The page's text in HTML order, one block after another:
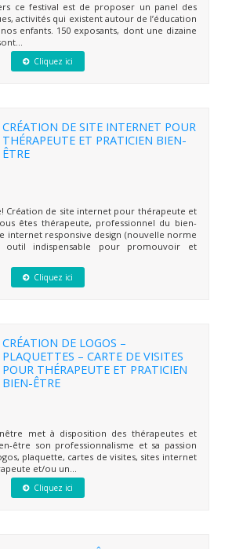
ce festival est de proposer un panel des
activités qui existent autour de l’éducation
enfants. 150 exposants, dont une dizaine
Cliquez ici
CRÉATION DE SITE INTERNET POUR
THÉRAPEUTE ET PRATICIEN BIEN-
ÊTRE
Création de site internet pour thérapeute et
êtes thérapeute, professionnel du bien-
internet responsive design (nouvelle norme
indispensable pour promouvoir et
Cliquez ici
CRÉATION DE LOGOS –
PLAQUETTES – CARTE DE VISITES
POUR THÉRAPEUTE ET PRATICIEN
BIEN-ÊTRE
met à disposition des thérapeutes et
être son professionnalisme et sa passion
plaquette, cartes de visites, sites internet
et/ou un...
Cliquez ici